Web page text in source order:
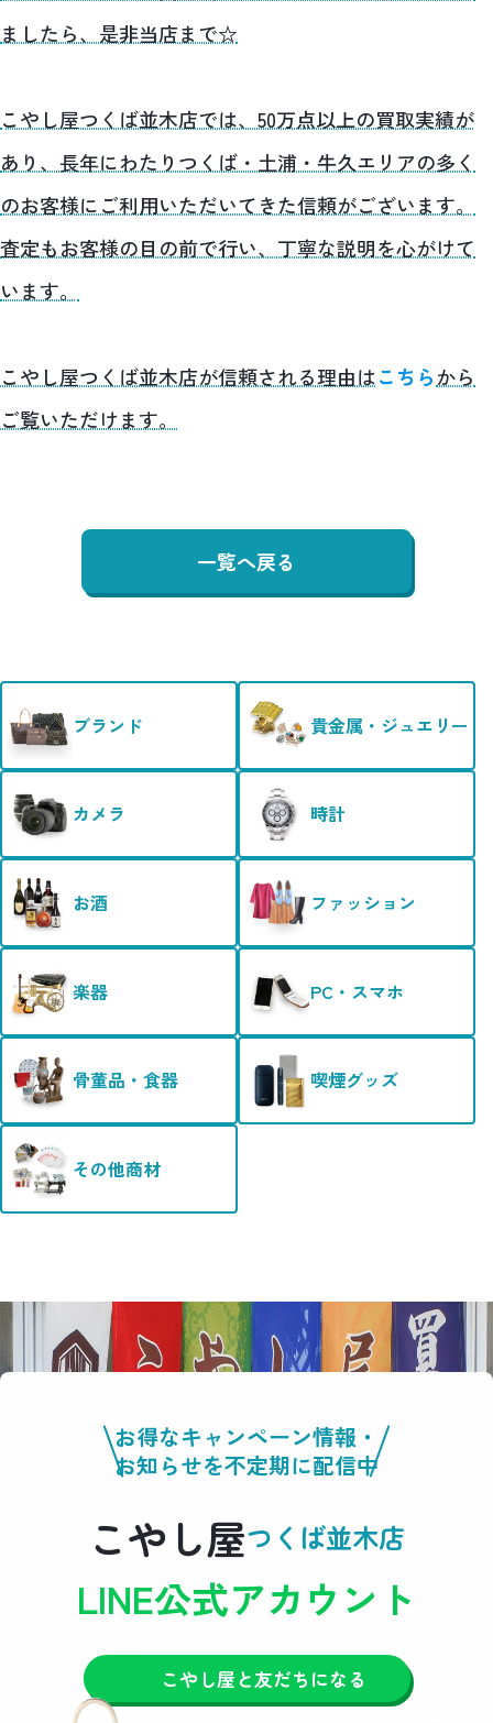
ましたら、是非当店まで☆
こやし屋つくば並木店では、50万点以上の買取実績が
あり、長年にわたりつくば・土浦・牛久エリアの多く
のお客様にご利用いただいてきた信頼がございます。
査定もお客様の目の前で行い、丁寧な説明を心がけて
います。
こやし屋つくば並木店が信頼される理由はこちらから
ご覧いただけます。
一覧へ戻る
ブランド 貴金属・ジュエリー
カメラ 時計
お酒 ファッション
楽器 PC・スマホ
骨董品・食器 喫煙グッズ
その他商材
お得なキャンペーン情報・
お知らせを不定期に配信中
こやし屋つくば並木店
LINE公式アカウント
こやし屋と友だちになる